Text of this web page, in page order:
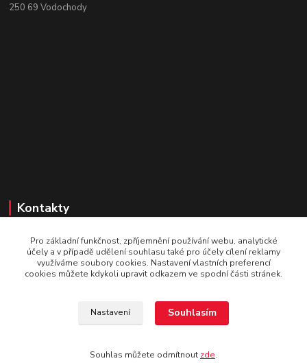
250 69 Vodochody
Kontakty
SportaBike.cz
U pošty 83
tel.: +420 736 274 612
Pro základní funkčnost, zpříjemnění používání webu, analytické
účely a v případě udělení souhlasu také pro účely cílení reklamy
využíváme soubory cookies. Nastavení vlastních preferencí
cookies můžete kdykoli upravit odkazem ve spodní části stránek.
Nastavení Souhlasím
Souhlas můžete odmítnout zde.